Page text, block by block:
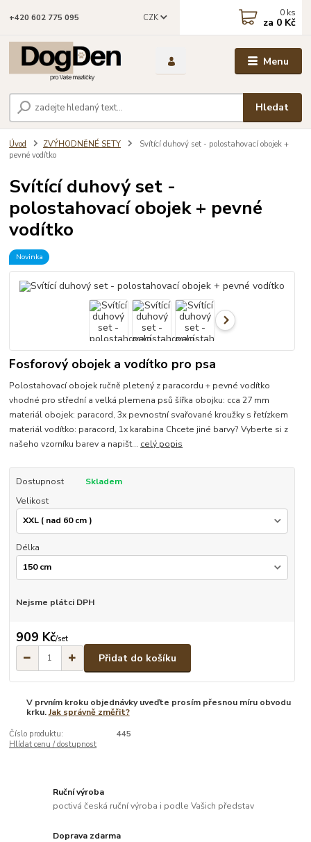
Menu
CZK
Hledat
+420 602 775 095 0 ks
za 0 Kč
Úvod ZVÝHODNĚNÉ SETY
Svítící duhový set - polostahovací obojek +
pevné vodítko
Svítící duhový set -
polostahovací obojek + pevné
vodítko
Novinka
Fosforový obojek a vodítko pro psa
Polostahovací obojek ručně pletený z paracordu + pevné vodítko
vhodné pro střední a velká plemena psů šířka obojku: cca 27 mm
materiál obojek: paracord, 3x pevnostní svařované kroužky s řetízkem
materiál vodítko: paracord, 1x karabina Chcete jiné barvy? Vyberte si z
našeho vzorníku barev a napišt... celý popis
Dostupnost
Skladem
Velikost
Délka
Nejsme plátci DPH
909 Kč/set
Přidat do košíku
V prvním kroku objednávky uveďte prosím přesnou míru obvodu
krku.Jak správně změřit?
Číslo produktu:
445
Hlídat cenu / dostupnost
Ruční výroba
poctivá česká ruční výroba i podle Vašich představ
Doprava zdarma